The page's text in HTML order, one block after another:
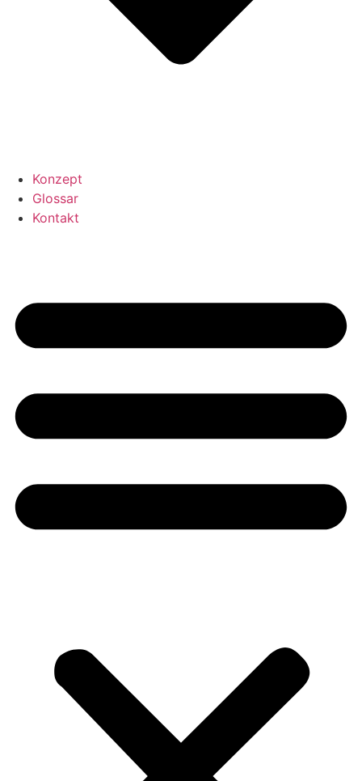
Konzept
Glossar
Kontakt